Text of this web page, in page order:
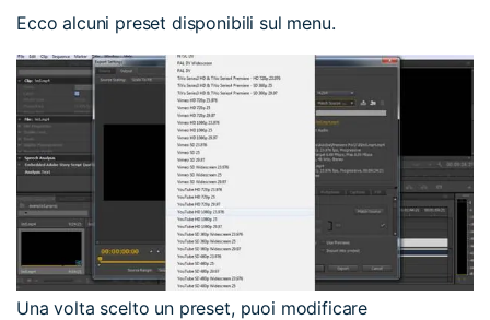
Ecco alcuni preset disponibili sul menu.
Una volta scelto un preset, puoi modificare